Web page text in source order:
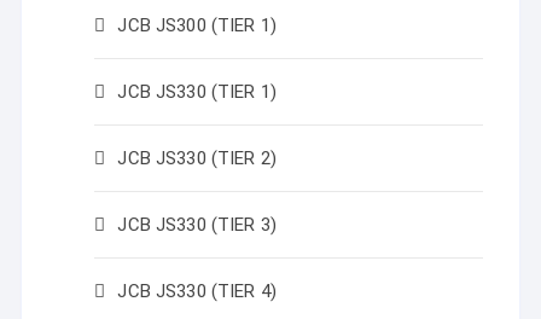
JCB JS300 (TIER 1)
JCB JS330 (TIER 1)
JCB JS330 (TIER 2)
JCB JS330 (TIER 3)
JCB JS330 (TIER 4)